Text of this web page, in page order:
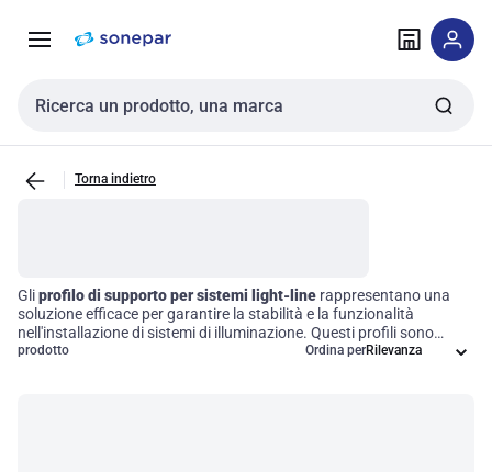
navigazione alla
Cerca input
Torna indietro
Gliprofilo di supporto per sistemi light-line rappresentano una
soluzione efficace per garantire la stabilità e la funzionalità
nell'installazione di sistemi di illuminazione. Questi profili sono
progettati per offrire un supporto strutturale ottimale, facilitando
prodotto Ordina per